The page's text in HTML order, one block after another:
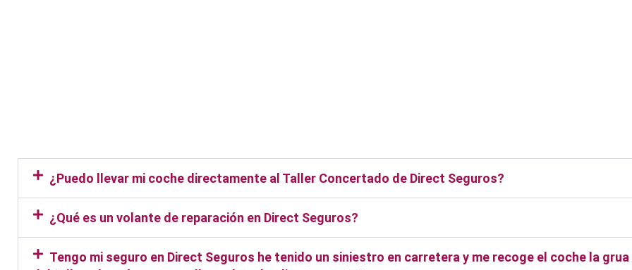
¿Puedo llevar mi coche directamente al Taller Concertado de Direct Seguros?
¿Qué es un volante de reparación en Direct Seguros?
Tengo mi seguro en Direct Seguros he tenido un siniestro en carretera y me recoge el coche la